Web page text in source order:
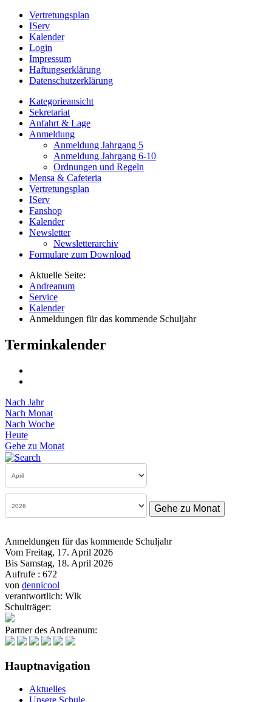
Vertretungsplan
IServ
Kalender
Login
Impressum
Haftungserklärung
Datenschutzerklärung
Kategorieansicht
Sekretariat
Anfahrt & Lage
Anmeldung
Anmeldung Jahrgang 5
Anmeldung Jahrgang 6-10
Ordnungen und Regeln
Mensa & Cafeteria
Vertretungsplan
IServ
Fanshop
Kalender
Newsletter
Newsletterarchiv
Formulare zum Download
Aktuelle Seite:
Andreanum
Service
Kalender
Anmeldungen für das kommende Schuljahr
Terminkalender
Nach Jahr
Nach Monat
Nach Woche
Heute
Gehe zu Monat
Gehe zu Monat
Anmeldungen für das kommende Schuljahr
Vom Freitag, 17. April 2026
Bis Samstag, 18. April 2026
Aufrufe : 672
von dennicool
verantwortlich: Wlk
Schulträger:
Partner des Andreanum:
Hauptnavigation
Aktuelles